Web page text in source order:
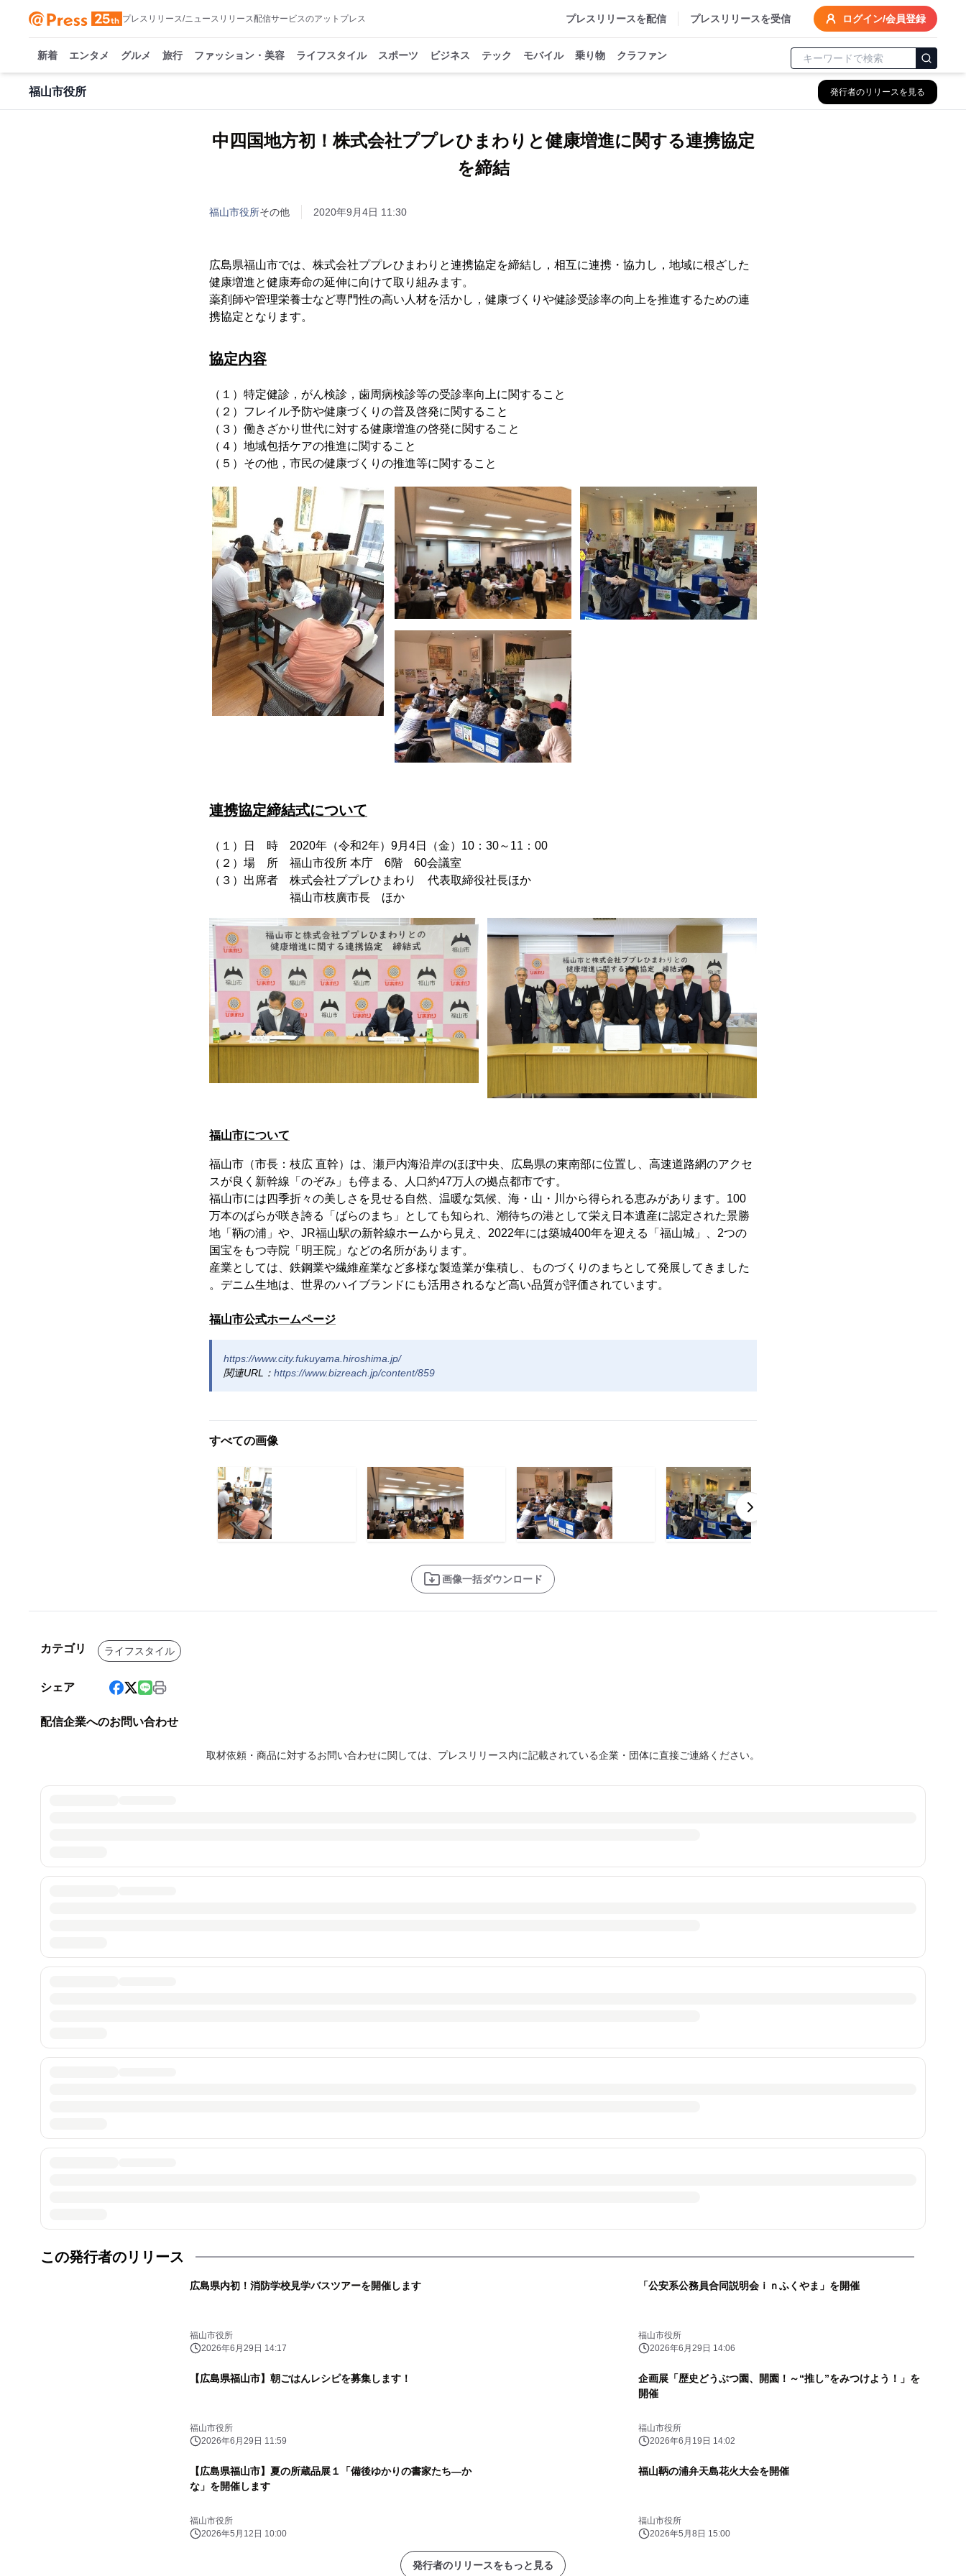
プレスリリース/ニュースリリース配信サービスのアットプレス プレスリリースを配信 プレスリリースを受信 ログイン/会員登録
新着 エンタメ グルメ 旅行 ファッション・美容 ライフスタイル スポーツ ビジネス テック モバイル 乗り物 クラファン
福山市役所 発行者のリリースを見る
中四国地方初！株式会社ププレひまわりと健康増進に関する連携協定
を締結
福山市役所その他 2020年9月4日 11:30
広島県福山市では、株式会社ププレひまわりと連携協定を締結し，相互に連携・協力し，地域に根ざした
健康増進と健康寿命の延伸に向けて取り組みます。
薬剤師や管理栄養士など専門性の高い人材を活かし，健康づくりや健診受診率の向上を推進するための連
携協定となります。
協定内容
（１）特定健診，がん検診，歯周病検診等の受診率向上に関すること
（２）フレイル予防や健康づくりの普及啓発に関すること
（３）働きざかり世代に対する健康増進の啓発に関すること
（４）地域包括ケアの推進に関すること
（５）その他，市民の健康づくりの推進等に関すること
連携協定締結式について
（１）日 時 2020年（令和2年）9月4日（金）10：30～11：00
（２）場 所 福山市役所 本庁 6階 60会議室
（３）出席者 株式会社ププレひまわり 代表取締役社長ほか
福山市枝廣市長 ほか
福山市について
福山市（市長：枝広 直幹）は、瀬戸内海沿岸のほぼ中央、広島県の東南部に位置し、高速道路網のアクセ
スが良く新幹線「のぞみ」も停まる、人口約47万人の拠点都市です。
福山市には四季折々の美しさを見せる自然、温暖な気候、海・山・川から得られる恵みがあります。100
万本のばらが咲き誇る「ばらのまち」としても知られ、潮待ちの港として栄え日本遺産に認定された景勝
地「鞆の浦」や、JR福山駅の新幹線ホームから見え、2022年には築城400年を迎える「福山城」、2つの
国宝をもつ寺院「明王院」などの名所があります。
産業としては、鉄鋼業や繊維産業など多様な製造業が集積し、ものづくりのまちとして発展してきました
。デニム生地は、世界のハイブランドにも活用されるなど高い品質が評価されています。
福山市公式ホームページ
https://www.city.fukuyama.hiroshima.jp/
関連URL： https://www.bizreach.jp/content/859
すべての画像
画像一括ダウンロード
カテゴリ ライフスタイル
シェア
配信企業へのお問い合わせ
取材依頼・商品に対するお問い合わせに関しては、プレスリリース内に記載されている企業・団体に直接ご連絡ください。
この発行者のリリース
広島県内初！消防学校見学バスツアーを開催します
福山市役所
2026年6月29日 14:17
「公安系公務員合同説明会ｉｎふくやま」を開催
福山市役所
2026年6月29日 14:06
【広島県福山市】朝ごはんレシピを募集します！
福山市役所
2026年6月29日 11:59
企画展「歴史どうぶつ園、開園！～“推し”をみつけよう！」を
開催
福山市役所
2026年6月19日 14:02
【広島県福山市】夏の所蔵品展１「備後ゆかりの書家たち―か
な」を開催します
福山市役所
2026年5月12日 10:00
福山鞆の浦弁天島花火大会を開催
福山市役所
2026年5月8日 15:00
発行者のリリースをもっと見る